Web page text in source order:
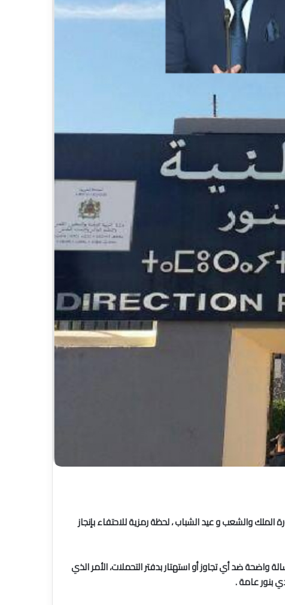
والشعب و عيد الشباب ، لحظة رمزية للاحتفاء بإنجاز
ضد أي تجاوز أو استهتار بدفتر التحملات، الأمر الذي
بنور عامة .